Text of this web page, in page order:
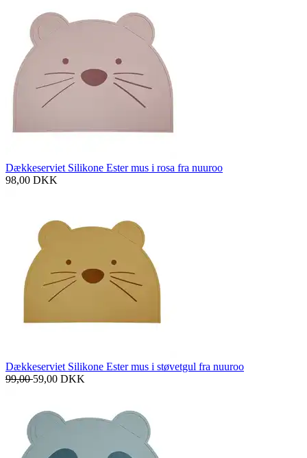
Dækkeserviet Silikone Ester mus i rosa fra nuuroo
98,00 DKK
Dækkeserviet Silikone Ester mus i støvetgul fra nuuroo
99,0059,00 DKK